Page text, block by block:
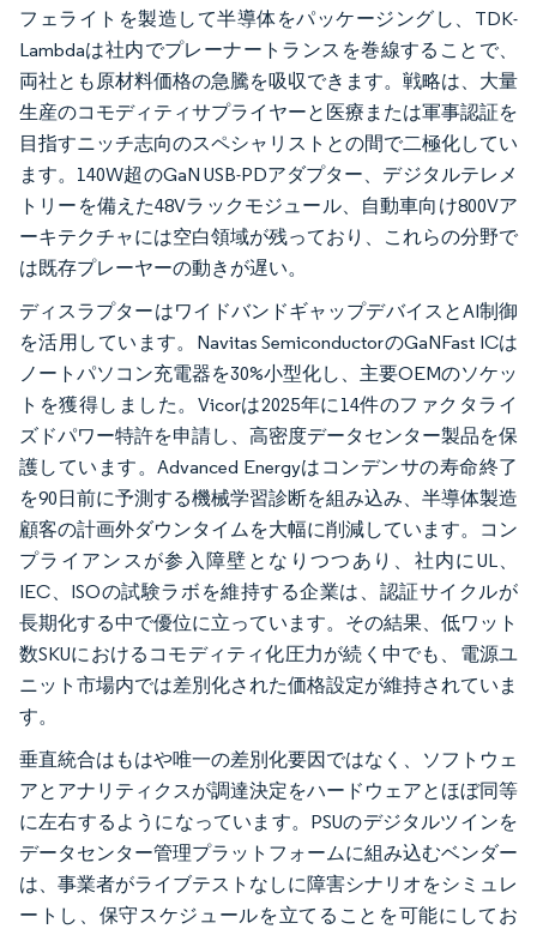
フェライトを製造して半導体をパッケージングし、TDK-
Lambdaは社内でプレーナートランスを巻線することで、
両社とも原材料価格の急騰を吸収できます。戦略は、大量
生産のコモディティサプライヤーと医療または軍事認証を
目指すニッチ志向のスペシャリストとの間で二極化してい
ます。140W超のGaN USB-PDアダプター、デジタルテレメ
トリーを備えた48Vラックモジュール、自動車向け800Vア
ーキテクチャには空白領域が残っており、これらの分野で
は既存プレーヤーの動きが遅い。
ディスラプターはワイドバンドギャップデバイスとAI制御
を活用しています。Navitas SemiconductorのGaNFast ICは
ノートパソコン充電器を30%小型化し、主要OEMのソケッ
トを獲得しました。Vicorは2025年に14件のファクタライ
ズドパワー特許を申請し、高密度データセンター製品を保
護しています。Advanced Energyはコンデンサの寿命終了
を90日前に予測する機械学習診断を組み込み、半導体製造
顧客の計画外ダウンタイムを大幅に削減しています。コン
プライアンスが参入障壁となりつつあり、社内にUL、
IEC、ISOの試験ラボを維持する企業は、認証サイクルが
長期化する中で優位に立っています。その結果、低ワット
数SKUにおけるコモディティ化圧力が続く中でも、電源ユ
ニット市場内では差別化された価格設定が維持されていま
す。
垂直統合はもはや唯一の差別化要因ではなく、ソフトウェ
アとアナリティクスが調達決定をハードウェアとほぼ同等
に左右するようになっています。PSUのデジタルツインを
データセンター管理プラットフォームに組み込むベンダー
は、事業者がライブテストなしに障害シナリオをシミュレ
ートし、保守スケジュールを立てることを可能にしてお